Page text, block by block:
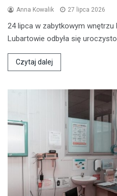
Anna Kowalik 27 lipca 2026
24 lipca w zabytkowym wnętrzu
Lubartowie odbyła się
Czytaj dalej